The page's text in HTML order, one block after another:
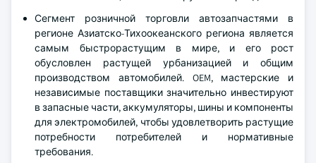
Сегмент розничной торговли автозапчастями в
регионе Азиатско-Тихоокеанского региона является
самым быстрорастущим в мире, и его рост
обусловлен растущей урбанизацией и общим
производством автомобилей. OEM, мастерские и
независимые поставщики значительно инвестируют
в запасные части, аккумуляторы, шины и компоненты
для электромобилей, чтобы удовлетворить растущие
потребности потребителей и нормативные
требования.